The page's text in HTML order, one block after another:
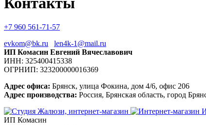
+7 960 561-71-57
evkom@bk.ru
len4k-1@mail.ru
ИП Комасин Евгений Вячеславович
ИНН: 325400415338
ОГРНИП: 323200000016369
Адрес офиса: Брянск, улица Фокина, дом 4/6, офис 206
Адрес производства: Россия, Брянская область, город
ИП Комасин